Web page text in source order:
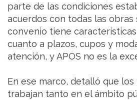
parte de las condiciones
acuerdos con todas las obras
convenio tiene
cuanto a plazos, cupos y
atención, y APOS no es la
En ese marco, detalló que los
trabajan tanto en el ámbito